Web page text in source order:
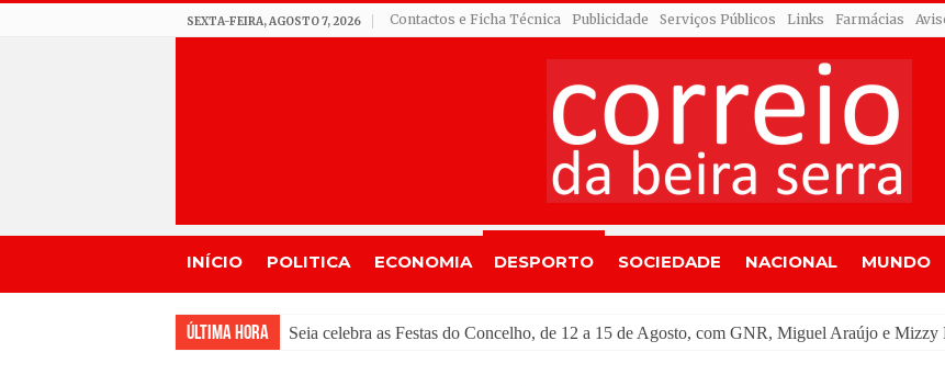
SEXTA-FEIRA, AGOSTO 7, 2026 Contactos e Ficha Técnica Publicidade Serviços Públicos Links Farmácias
INÍCIO POLITICA ECONOMIA DESPORTO SOCIEDADE NACIONAL MUNDO
Última Hora GNR de Gouveia desmante